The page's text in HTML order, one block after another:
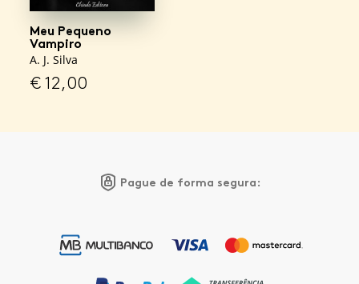
Meu Pequeno
Vampiro
A. J. Silva
€12,00
Pague de forma segura: